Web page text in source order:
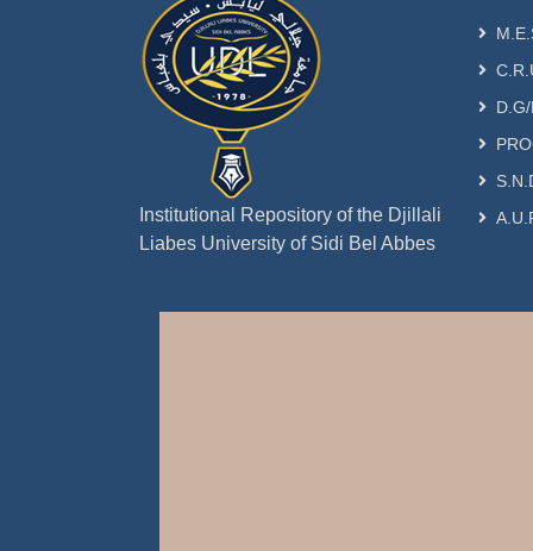
Institutional Repository of the Djillali
Liabes University of Sidi Bel Abbes